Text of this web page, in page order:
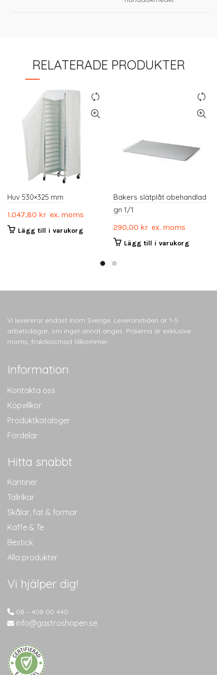
RELATERADE PRODUKTER
Huv 530×325 mm
1.047,80 kr ex. moms
Lägg till i varukorg
Bakers slätplåt obehandlad
gn 1/1
290,00 kr ex. moms
Lägg till i varukorg
Vi levererar endast inom Sverige. Leveranstiden är 1-5
arbetsdagar, om inget annat anges. Priserna är exklusive
moms, fraktkostnad tillkommer.
Information
Kontakta oss
Köpvillkor
Produktkataloger
Fördelar
Hitta snabbt
Kantiner
Tallrikar
Skålar, fat & formar
Kaffe & Te
Bestick
Alla produkter
Vi hjälper dig!
08 – 408 00 440
info@gastroshopen.se